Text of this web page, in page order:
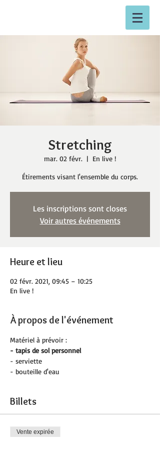
Stretching
mar. 02 févr.
  |
En live !
Étirements visant l'ensemble du corps.
Les inscriptions sont closes
Voir autres événements
Heure et lieu
02 févr. 2021, 09:45 – 10:25
En live !
À propos de l'événement
Matériel à prévoir :
- tapis de sol personnel
- serviette
- bouteille d'eau
Billets
Vente expirée